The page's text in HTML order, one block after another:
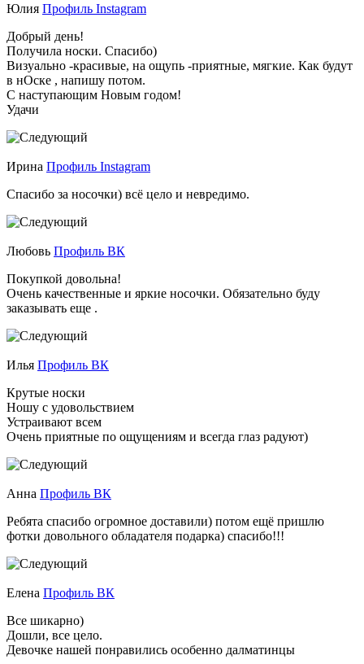
Юлия Профиль Instagram
Добрый день!
Получила носки. Спасибо)
Визуально -красивые, на ощупь -приятные, мягкие. Как будут
в нОске , напишу потом.
С наступающим Новым годом!
Удачи
Ирина Профиль Instagram
Спасибо за носочки) всё цело и невредимо.
Любовь Профиль ВК
Покупкой довольна!
Очень качественные и яркие носочки. Обязательно буду
заказывать еще .
Илья Профиль ВК
Крутые носки
Ношу с удовольствием
Устраивают всем
Очень приятные по ощущениям и всегда глаз радуют)
Анна Профиль ВК
Ребята спасибо огромное доставили) потом ещё пришлю
фотки довольного обладателя подарка) спасибо!!!
Елена Профиль ВК
Все шикарно)
Дошли, все цело.
Девочке нашей понравились особенно далматинцы